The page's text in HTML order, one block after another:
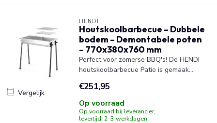
Vergelijk
HENDI
Houtskoolbarbecue – Dubbele
bodem – Demontabele poten
– 770x380x760 mm
Perfect voor zomerse BBQ's! De HENDI
houtskoolbarbecue Patio is gemaak...
€251,95
Op voorraad
Op voorraad bij leverancier,
levertijd: 2-3 werkdagen